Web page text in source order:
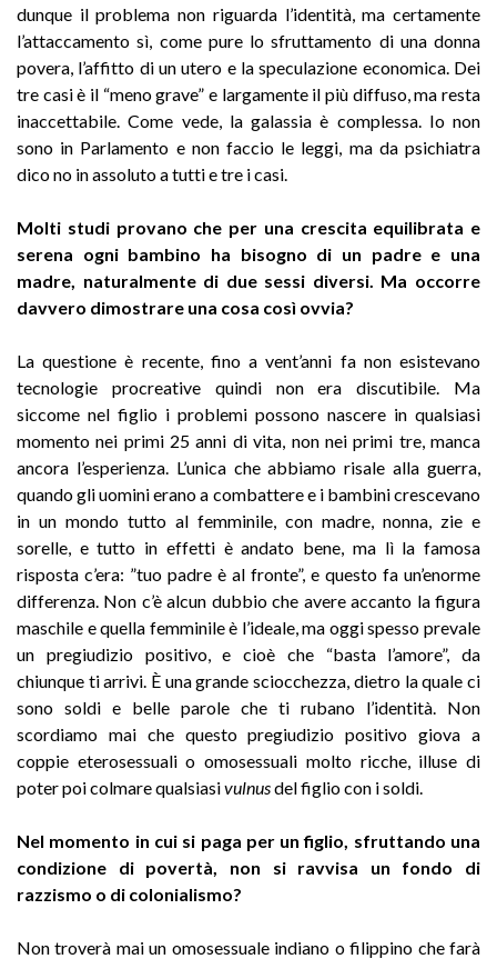
dunque il problema non riguarda l’identità, ma certamente
l’attaccamento sì, come pure lo sfruttamento di una donna
povera, l’affitto di un utero e la speculazione economica. Dei
tre casi è il “meno grave” e largamente il più diffuso, ma resta
inaccettabile. Come vede, la galassia è complessa. Io non
sono in Parlamento e non faccio le leggi, ma da psichiatra
dico no in assoluto a tutti e tre i casi.
Molti studi provano che per una crescita equilibrata e
serena ogni bambino ha bisogno di un padre e una
madre, naturalmente di due sessi diversi. Ma occorre
davvero dimostrare una cosa così ovvia?
La questione è recente, fino a vent’anni fa non esistevano
tecnologie procreative quindi non era discutibile. Ma
siccome nel figlio i problemi possono nascere in qualsiasi
momento nei primi 25 anni di vita, non nei primi tre, manca
ancora l’esperienza. L’unica che abbiamo risale alla guerra,
quando gli uomini erano a combattere e i bambini crescevano
in un mondo tutto al femminile, con madre, nonna, zie e
sorelle, e tutto in effetti è andato bene, ma lì la famosa
risposta c’era: ”tuo padre è al fronte”, e questo fa un’enorme
differenza. Non c’è alcun dubbio che avere accanto la figura
maschile e quella femminile è l’ideale, ma oggi spesso prevale
un pregiudizio positivo, e cioè che “basta l’amore”, da
chiunque ti arrivi. È una grande sciocchezza, dietro la quale ci
sono soldi e belle parole che ti rubano l’identità. Non
scordiamo mai che questo pregiudizio positivo giova a
coppie eterosessuali o omosessuali molto ricche, illuse di
poter poi colmare qualsiasivulnusdel figlio con i soldi.
Nel momento in cui si paga per un figlio, sfruttando una
condizione di povertà, non si ravvisa un fondo di
razzismo o di colonialismo?
Non troverà mai un omosessuale indiano o filippino che farà